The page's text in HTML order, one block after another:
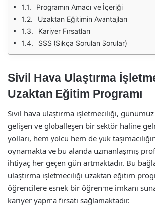
Programın Amacı ve İçeriği
Uzaktan Eğitimin Avantajları
Kariyer Fırsatları
SSS (Sıkça Sorulan Sorular)
Sivil Hava Ulaştırma
Uzaktan Eğitim Programı
Sivil hava ulaştırma işletmeciliği, günümüz
gelişen ve globalleşen bir sektör haline
yolları, hem yolcu hem de yük
oynamakta ve bu alanda uzmanlaşmış
ihtiyaç her geçen gün artmaktadır. Bu
ulaştırma işletmeciliği uzaktan eğitim
öğrencilere esnek bir öğrenme imkanı
kariyer yapma fırsatı sağlamaktadır.